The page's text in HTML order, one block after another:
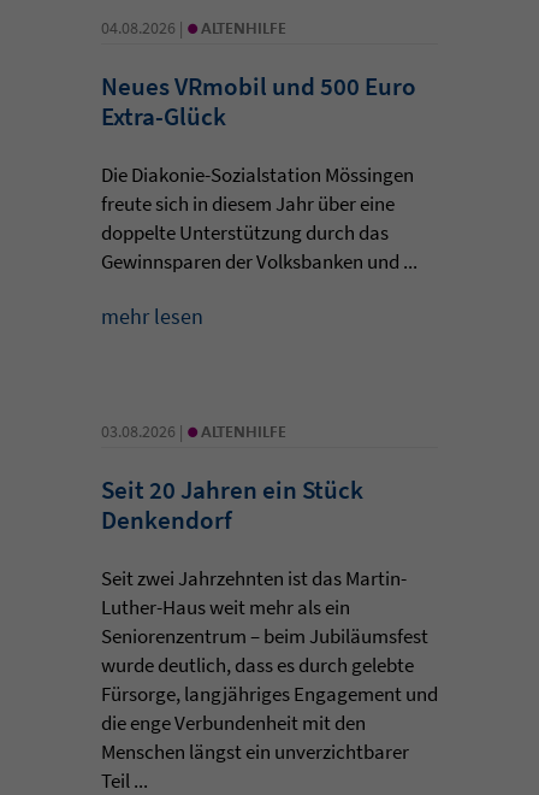
04.08.2026 | • ALTENHILFE
Neues VRmobil und 500 Euro
Extra-Glück
Die Diakonie-Sozialstation Mössingen
freute sich in diesem Jahr über eine
doppelte Unterstützung durch das
Gewinnsparen der Volksbanken und ...
mehr lesen
03.08.2026 | • ALTENHILFE
Seit 20 Jahren ein Stück
Denkendorf
Seit zwei Jahrzehnten ist das Martin-
Luther-Haus weit mehr als ein
Seniorenzentrum – beim Jubiläumsfest
wurde deutlich, dass es durch gelebte
Fürsorge, langjähriges Engagement und
die enge Verbundenheit mit den
Menschen längst ein unverzichtbarer
Teil ...